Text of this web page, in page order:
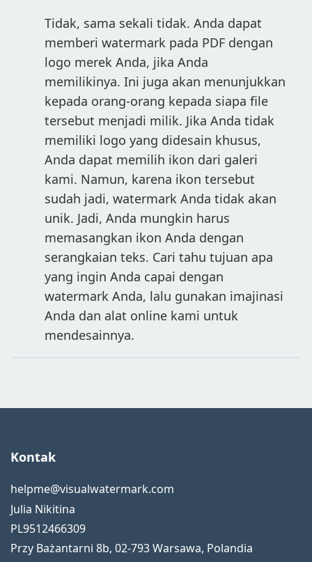
Tidak, sama sekali tidak. Anda dapat
memberi watermark pada PDF dengan
logo merek Anda, jika Anda
memilikinya. Ini juga akan menunjukkan
kepada orang-orang kepada siapa file
tersebut menjadi milik. Jika Anda tidak
memiliki logo yang didesain khusus,
Anda dapat memilih ikon dari galeri
kami. Namun, karena ikon tersebut
sudah jadi, watermark Anda tidak akan
unik. Jadi, Anda mungkin harus
memasangkan ikon Anda dengan
serangkaian teks. Cari tahu tujuan apa
yang ingin Anda capai dengan
watermark Anda, lalu gunakan imajinasi
Anda dan alat online kami untuk
mendesainnya.
Kontak
helpme@visualwatermark.com
Julia Nikitina
PL9512466309
Przy Bażantarni 8b, 02-793Warsawa, Polandia